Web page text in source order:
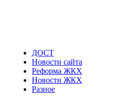
ДОСТ
Новости сайта
Реформа ЖКХ
Новости ЖКХ
Разное